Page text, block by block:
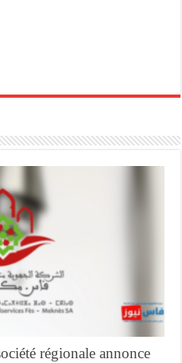
régionale annonce